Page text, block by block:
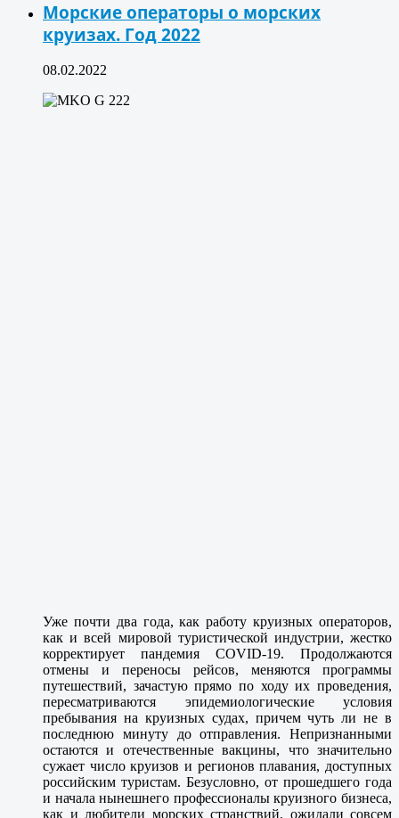
Морские операторы о морских
круизах. Год 2022
08.02.2022
Уже почти два года, как работу круизных операторов,
как и всей мировой туристической индустрии, жестко
корректирует пандемия COVID-19. Продолжаются
отмены и переносы рейсов, меняются программы
путешествий, зачастую прямо по ходу их проведения,
пересматриваются эпидемиологические условия
пребывания на круизных судах, причем чуть ли не в
последнюю минуту до отправления. Непризнанными
остаются и отечественные вакцины, что значительно
сужает число круизов и регионов плавания, доступных
российским туристам. Безусловно, от прошедшего года
и начала нынешнего профессионалы круизного бизнеса,
как и любители морских странствий, ожидали совсем